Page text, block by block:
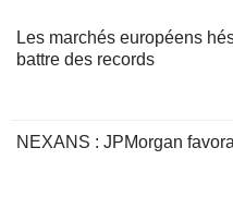
Les marchés européens
battre des records
NEXANS : JPMorgan